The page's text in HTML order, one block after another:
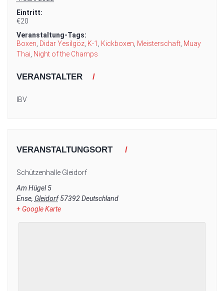
Eintritt:
€20
Veranstaltung-Tags:
Boxen Didar Yesilgöz, K-1 Kickboxen Meisterschaft, Muay
Thai Night of the Champs
VERANSTALTER
IBV
VERANSTALTUNGSORT
Schützenhalle Gleidorf
Am Hügel 5
Ense, Gleidorf 57392 Deutschland
+ Google Karte